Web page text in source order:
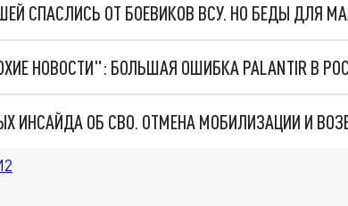
СПАСЛИСЬ ОТ БОЕВИКОВ ВСУ. НО БЕДЫ ДЛЯ